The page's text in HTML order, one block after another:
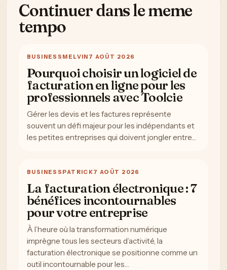
Continuer dans le meme
tempo
BUSINESS MELVIN 7 AOÛT 2026
Pourquoi choisir un logiciel de
facturation en ligne pour les
professionnels avec Toolcie
Gérer les devis et les factures représente
souvent un défi majeur pour les indépendants et
les petites entreprises qui doivent jongler entre…
BUSINESS PATRICK7 AOÛT 2026
La facturation électronique : 7
bénéfices incontournables
pour votre entreprise
À l’heure où la transformation numérique
imprègne tous les secteurs d’activité, la
facturation électronique se positionne comme un
outil incontournable pour les…